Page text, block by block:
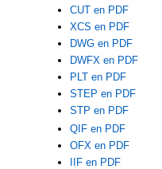
CUT en PDF
XCS en PDF
DWG en PDF
DWFX en PDF
PLT en PDF
STEP en PDF
STP en PDF
QIF en PDF
OFX en PDF
IIF en PDF